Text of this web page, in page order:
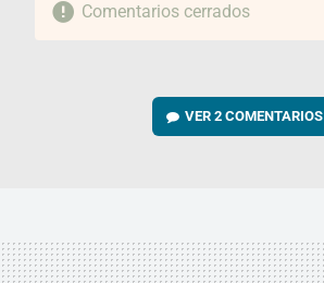
Comentarios cerrados
VER2 COMENTARIOS